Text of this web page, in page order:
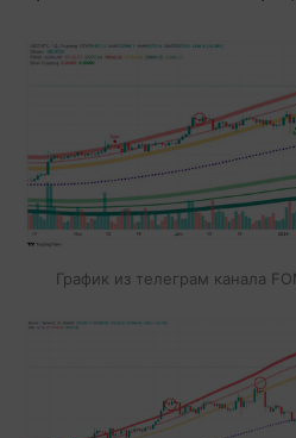
График из телеграм канала